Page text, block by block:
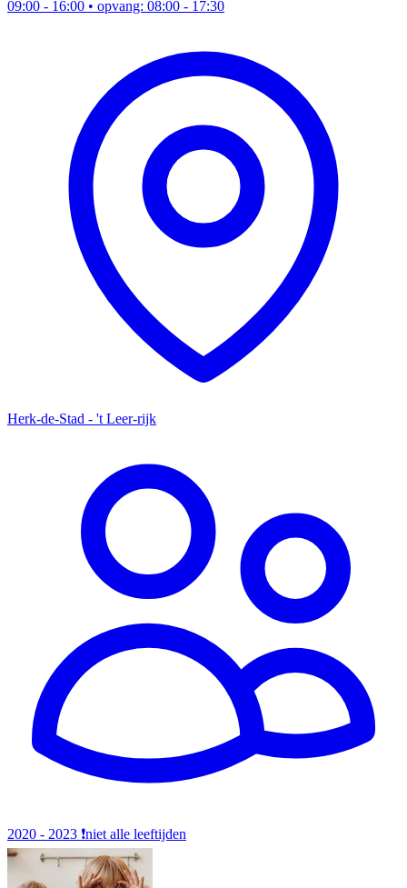
09:00 - 16:00 • opvang: 08:00 - 17:30
Herk-de-Stad - 't Leer-rijk
2020 - 2023 ❗️niet alle leeftijden